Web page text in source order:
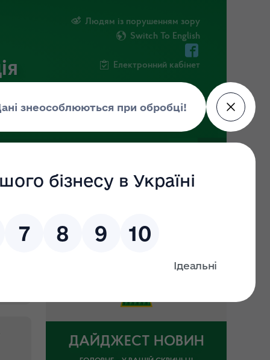
Людям із порушенням зору
Switch To English
Електронний кабінет
ДАЙДЖЕСТ НОВИН